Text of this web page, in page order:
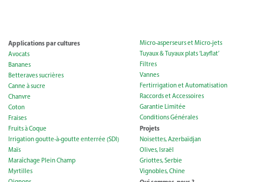
Applications par cultures
Avocats
Bananes
Betteraves sucrières
Canne à sucre
Chanvre
Coton
Fraises
Fruits à Coque
Irrigation goutte-à-goutte enterrée (SDI)
Maïs
Maraîchage Plein Champ
Myrtilles
Micro-asperseurs et Micro-jets
Tuyaux & Tuyaux plats ‘Layflat’
Filtres
Vannes
Fertirrigation et Automatisation
Raccords et Accessoires
Garantie Limitée
Conditions Générales
Projets
Noisettes, Azerbaïdjan
Olives, Israël
Griottes, Serbie
Vignobles, Chine